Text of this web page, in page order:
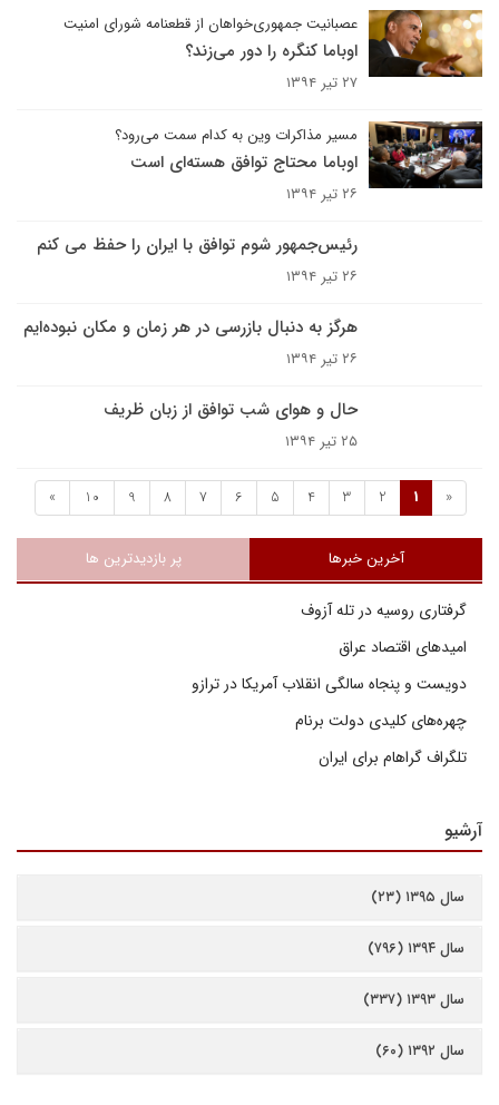
عصبانیت جمهوری‌خواهان از قطعنامه شورای امنیت
اوباما کنگره را دور می‌زند؟
۲۷ تیر ۱۳۹۴
مسیر مذاکرات وین به کدام سمت می‌رود؟
اوباما محتاج توافق هسته‌ای است
۲۶ تیر ۱۳۹۴
رئیس‌جمهور شوم توافق با ایران را حفظ می کنم
۲۶ تیر ۱۳۹۴
هرگز به دنبال بازرسی در هر زمان و مکان نبوده‌ایم
۲۶ تیر ۱۳۹۴
حال و هوای شب توافق از زبان ظریف
۲۵ تیر ۱۳۹۴
«
1
2
3
4
5
6
7
8
9
10
»
آخرین خبرها پر بازدیدترین ها
گرفتاری روسیه در تله آزوف
امیدهای اقتصاد عراق
دویست و پنجاه سالگی انقلاب آمریکا در ترازو
چهره‌های کلیدی دولت برنام
تلگراف گراهام برای ایران
آرشیو
سال ۱۳۹۵ (۲۳)
سال ۱۳۹۴ (۷۹۶)
سال ۱۳۹۳ (۳۳۷)
سال ۱۳۹۲ (۶۰)